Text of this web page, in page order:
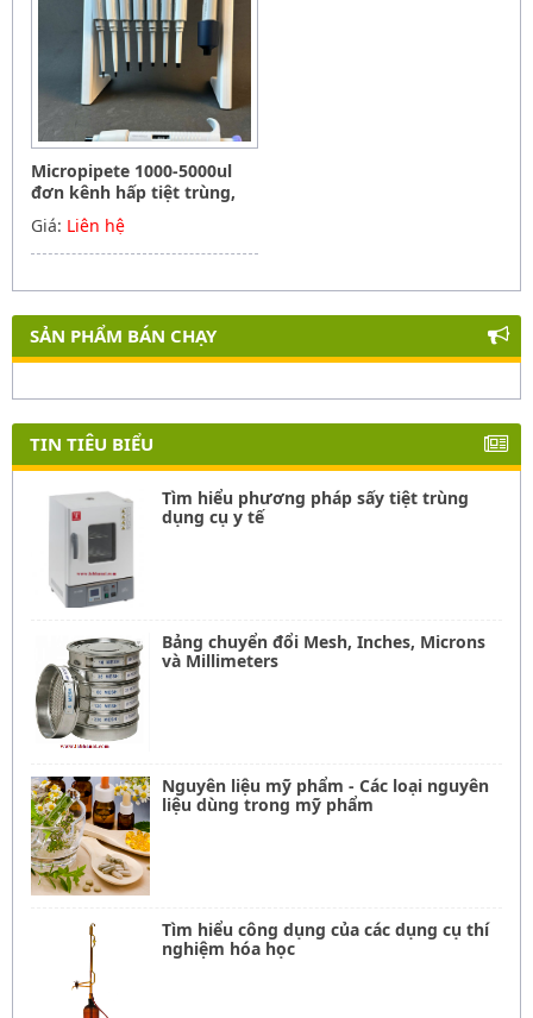
Micropipete 1000-5000ul
đơn kênh hấp tiệt trùng,
Hãng Phoenix instrument
Germany
Giá: Liên hệ
SẢN PHẨM BÁN CHẠY
TIN TIÊU BIỂU
Tìm hiểu phương pháp sấy tiệt trùng
dụng cụ y tế
Bảng chuyển đổi Mesh, Inches, Microns
và Millimeters
Nguyên liệu mỹ phẩm - Các loại nguyên
liệu dùng trong mỹ phẩm
Tìm hiểu công dụng của các dụng cụ thí
nghiệm hóa học